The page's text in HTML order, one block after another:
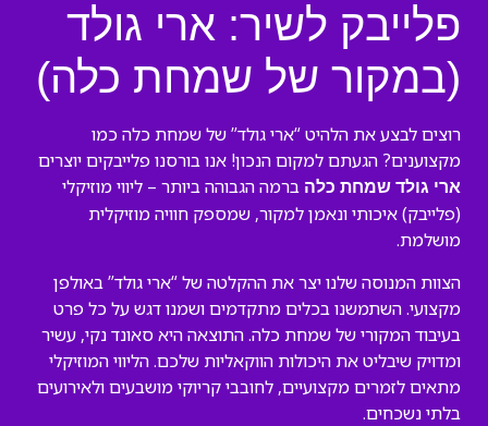
פלייבק לשיר: ארי גולד
(במקור של שמחת כלה)
רוצים לבצע את הלהיט “ארי גולד” של שמחת כלה כמו
מקצוענים? הגעתם למקום הנכון! אנו בורסנו פלייבקים יוצרים
ארי גולד שמחת כלה ברמה הגבוהה ביותר – ליווי מוזיקלי
(פלייבק) איכותי ונאמן למקור, שמספק חוויה מוזיקלית
מושלמת.
הצוות המנוסה שלנו יצר את ההקלטה של “ארי גולד” באולפן
מקצועי. השתמשנו בכלים מתקדמים ושמנו דגש על כל פרט
בעיבוד המקורי של שמחת כלה. התוצאה היא סאונד נקי, עשיר
ומדויק שיבליט את היכולות הווקאליות שלכם. הליווי המוזיקלי
מתאים לזמרים מקצועיים, לחובבי קריוקי מושבעים ולאירועים
בלתי נשכחים.